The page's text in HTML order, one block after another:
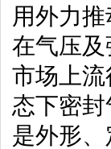
用外力
在气压
市场上
态下密
是外形